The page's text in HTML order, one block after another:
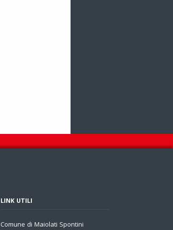
LINK UTILI
Comune di Maiolati Spontini